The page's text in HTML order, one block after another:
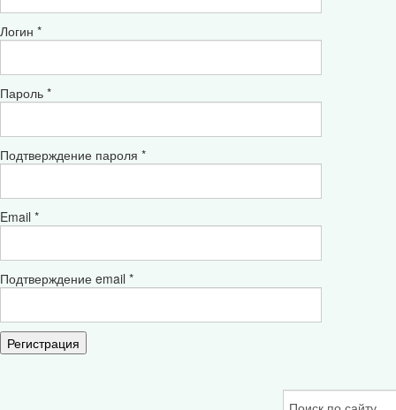
Логин *
Пароль *
Подтверждение пароля *
Email *
Подтверждение email *
Регистрация